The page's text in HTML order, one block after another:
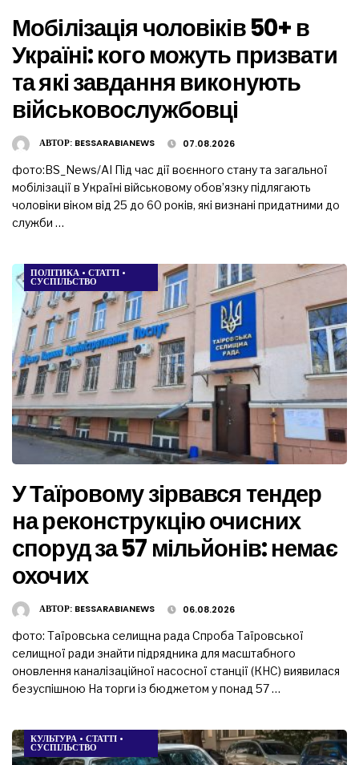
Мобілізація чоловіків 50+ в
Україні: кого можуть призвати
та які завдання виконують
військовослужбовці
АВТОР: BESSARABIANEWS 07.08.2026
фото:BS_News/AI Під час дії воєнного стану та загальної
мобілізації в Україні військовому обов’язку підлягають
чоловіки віком від 25 до 60 років, які визнані придатними до
служби …
ПОЛІТИКА • СТАТТІ •
СУСПІЛЬСТВО
У Таїровому зірвався тендер
на реконструкцію очисних
споруд за 57 мільйонів: немає
охочих
АВТОР: BESSARABIANEWS 06.08.2026
фото: Таїровська селищна рада Спроба Таїровської
селищної ради знайти підрядника для масштабного
оновлення каналізаційної насосної станції (КНС) виявилася
безуспішною На торги із бюджетом у понад 57 …
КУЛЬТУРА • СТАТТІ •
СУСПІЛЬСТВО